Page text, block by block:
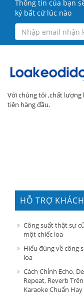
Thông tin của bạn
ký bất cứ lúc nào
Với chúng tôi ,chất lượng
tiên hàng đầu.
HỖ TRỢ KHÁCH
HÀNG
Công suất thật sự
một chiếc loa
Hiểu đúng về công
loa
Cách Chỉnh Echo,
Repeat, Reverb
Karaoke Chuẩn